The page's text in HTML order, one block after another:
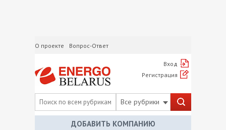
О проекте Вопрос-Ответ
Вход
Регистрация
Все рубрики
ДОБАВИТЬ КОМПАНИЮ